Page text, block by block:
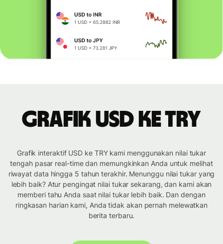
Grafik USD ke TRY
Grafik interaktif USD ke TRY kami menggunakan nilai tukar
tengah pasar real-time dan memungkinkan Anda untuk melihat
riwayat data hingga 5 tahun terakhir. Menunggu nilai tukar yang
lebih baik? Atur pengingat nilai tukar sekarang, dan kami akan
memberi tahu Anda saat nilai tukar lebih baik. Dan dengan
ringkasan harian kami, Anda tidak akan pernah melewatkan
berita terbaru.